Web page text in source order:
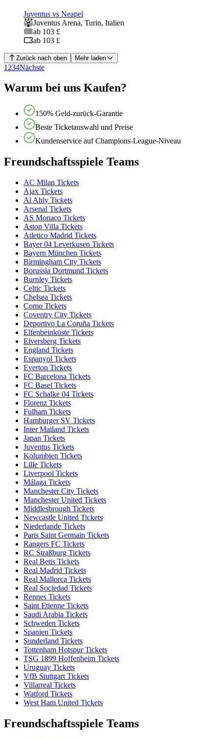
Juventus vs Neapel
Juventus Arena, Turin, Italien
ab 103 £
ab 103 £
Zurück nach oben Mehr laden
1 234Nächste
Warum bei uns Kaufen?
150% Geld-zurück-Garantie
Beste Ticketauswahl und Preise
Kundenservice auf Champions-League-Niveau
Freundschaftsspiele Teams
AC Milan Tickets
Ajax Tickets
Al Ahly Tickets
Arsenal Tickets
AS Monaco Tickets
Aston Villa Tickets
Atletico Madrid Tickets
Bayer 04 Leverkusen Tickets
Bayern München Tickets
Birmingham City Tickets
Borussia Dortmund Tickets
Burnley Tickets
Celtic Tickets
Chelsea Tickets
Como Tickets
Coventry City Tickets
Deportivo La Coruña Tickets
Elfenbeinküste Tickets
Elversberg Tickets
England Tickets
Espanyol Tickets
Everton Tickets
FC Barcelona Tickets
FC Basel Tickets
FC Schalke 04 Tickets
Florenz Tickets
Fulham Tickets
Hamburger SV Tickets
Inter Mailand Tickets
Japan Tickets
Juventus Tickets
Kolumbien Tickets
Lille Tickets
Liverpool Tickets
Málaga Tickets
Manchester City Tickets
Manchester United Tickets
Middlesbrough Tickets
Newcastle United Tickets
Niederlande Tickets
Paris Saint Germain Tickets
Rangers FC Tickets
RC Straßburg Tickets
Real Betis Tickets
Real Madrid Tickets
Real Mallorca Tickets
Real Sociedad Tickets
Rennes Tickets
Saint Etienne Tickets
Saudi Arabia Tickets
Schweden Tickets
Spanien Tickets
Sunderland Tickets
Tottenham Hotspur Tickets
TSG 1899 Hoffenheim Tickets
Uruguay Tickets
VfB Stuttgart Tickets
Villarreal Tickets
Watford Tickets
West Ham United Tickets
Freundschaftsspiele Teams